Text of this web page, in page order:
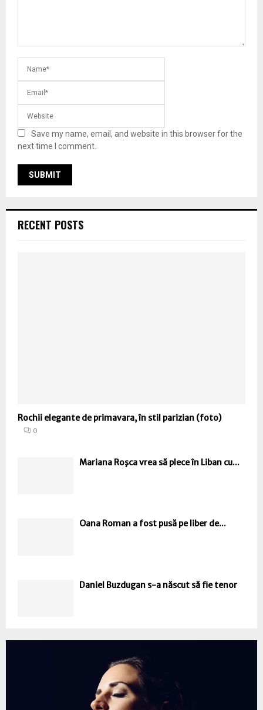
Save my name, email, and website in this browser for the
next time I comment.
RECENT POSTS
Rochii elegante de primavara, în stil parizian (foto)
0
Mariana Roşca vrea să plece în Liban cu...
Oana Roman a fost pusă pe liber de...
Daniel Buzdugan s-a născut să fie tenor